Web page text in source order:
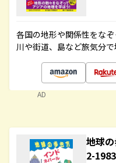
各国の地形や関係性をなぞ
川や街道、島など旅気分
AD
地球
2-